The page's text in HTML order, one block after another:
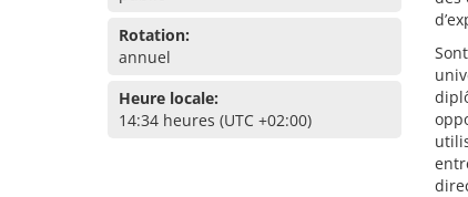
Rotation:
annuel
Heure locale:
14:34 heures (UTC +02:00)